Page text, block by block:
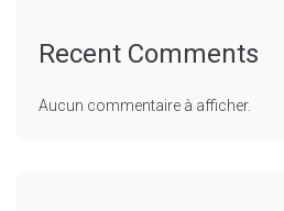
Recent Comments
Aucun commentaire à afficher.